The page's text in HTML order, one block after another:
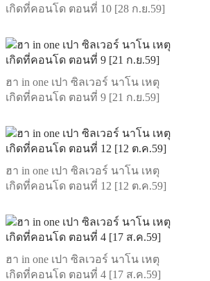
เกิดที่คอนโด ตอนที่ 10 [28 ก.ย.59]
ฮา in one เปา ซิลเวอร์ นาโน เหตุ
เกิดที่คอนโด ตอนที่ 9 [21 ก.ย.59]
ฮา in one เปา ซิลเวอร์ นาโน เหตุ
เกิดที่คอนโด ตอนที่ 12 [12 ต.ค.59]
ฮา in one เปา ซิลเวอร์ นาโน เหตุ
เกิดที่คอนโด ตอนที่ 4 [17 ส.ค.59]